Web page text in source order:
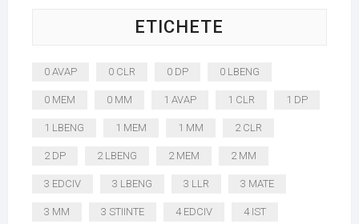
ETICHETE
0 AVAP 0 CLR 0 DP 0 LBENG
0 MEM 0 MM 1 AVAP 1 CLR 1 DP
1 LBENG 1 MEM 1 MM 2 CLR
2 DP 2 LBENG 2 MEM 2 MM
3 EDCIV 3 LBENG 3 LLR 3 MATE
3 MM 3 STIINTE 4 EDCIV 4 IST